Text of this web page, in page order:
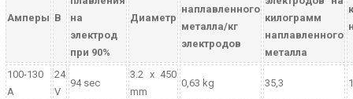
Амперы В
на
электрод
при 90%
Диаметр
наплавленного
металла/кг
электродов
килограмм
наплавленного
металла
100-130
A
24
V
94 sec
3.2 x 450
mm
0,63 kg 35,3